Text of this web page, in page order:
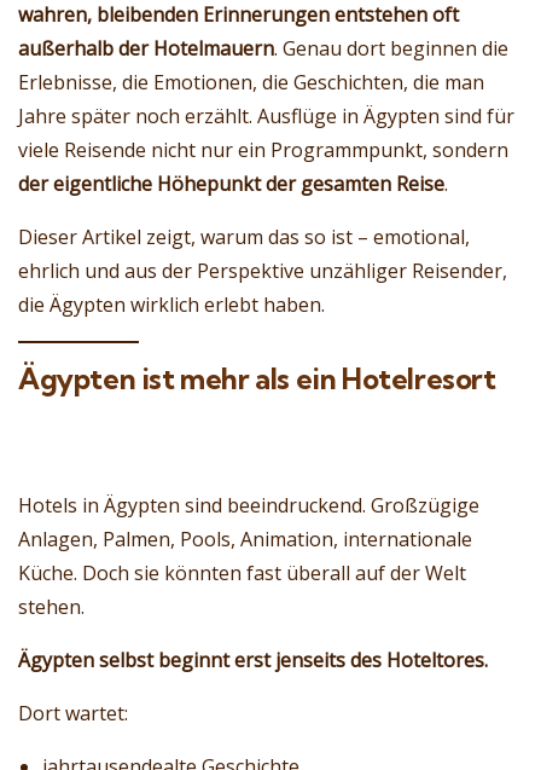
wahren, bleibenden Erinnerungen entstehen oft
außerhalb der Hotelmauern. Genau dort beginnen die
Erlebnisse, die Emotionen, die Geschichten, die man
Jahre später noch erzählt. Ausflüge in Ägypten sind für
viele Reisende nicht nur ein Programmpunkt, sondern
der eigentliche Höhepunkt der gesamten Reise.
Dieser Artikel zeigt, warum das so ist – emotional,
ehrlich und aus der Perspektive unzähliger Reisender,
die Ägypten wirklich erlebt haben.
Ägypten ist mehr als ein Hotelresort
Hotels in Ägypten sind beeindruckend. Großzügige
Anlagen, Palmen, Pools, Animation, internationale
Küche. Doch sie könnten fast überall auf der Welt
stehen.
Ägypten selbst beginnt erst jenseits des Hoteltores.
Dort wartet: